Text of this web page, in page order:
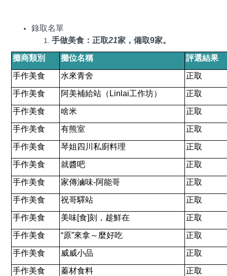
錄取名單
手做美食：正取21家，備取9家。
攤商類別 攤位名稱 評選結果
手作美食 水來青舍 正取
手作美食 阿美補給站（ Linlai工作坊） 正取
手作美食 啥米 正取
手作美食 有熊室 正取
手作美食 琴姐四川私廚料理 正取
手作美食 就醬吧 正取
手作美食 家傳滷味-阿能哥 正取
手作美食 祝哥驛站 正取
手作美食 美味[食]刻，趁鮮在 正取
手作美食 “原”來拿～麼好吃 正取
手作美食 威威小品 正取
手作美食 蓁材食料 正取